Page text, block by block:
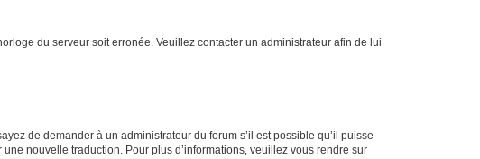
du serveur soit erronée. Veuillez contacter un administrateur afin de lui
de demander à un administrateur du forum s’il est possible qu’il puisse
nouvelle traduction. Pour plus d’informations, veuillez vous rendre sur